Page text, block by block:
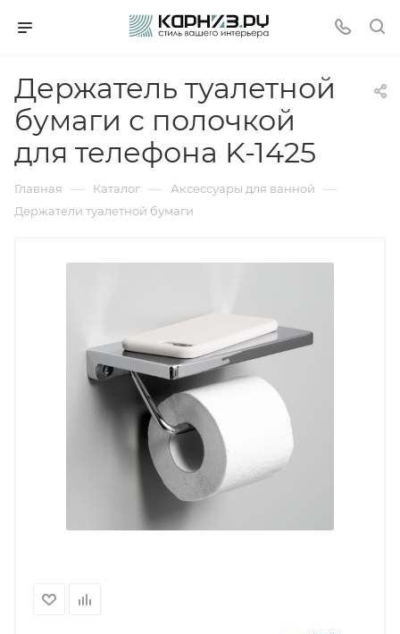
Держатель туалетной
бумаги с полочкой
для телефона K-1425
Главная — Каталог — Аксессуары для ванной —
Держатели туалетной бумаги